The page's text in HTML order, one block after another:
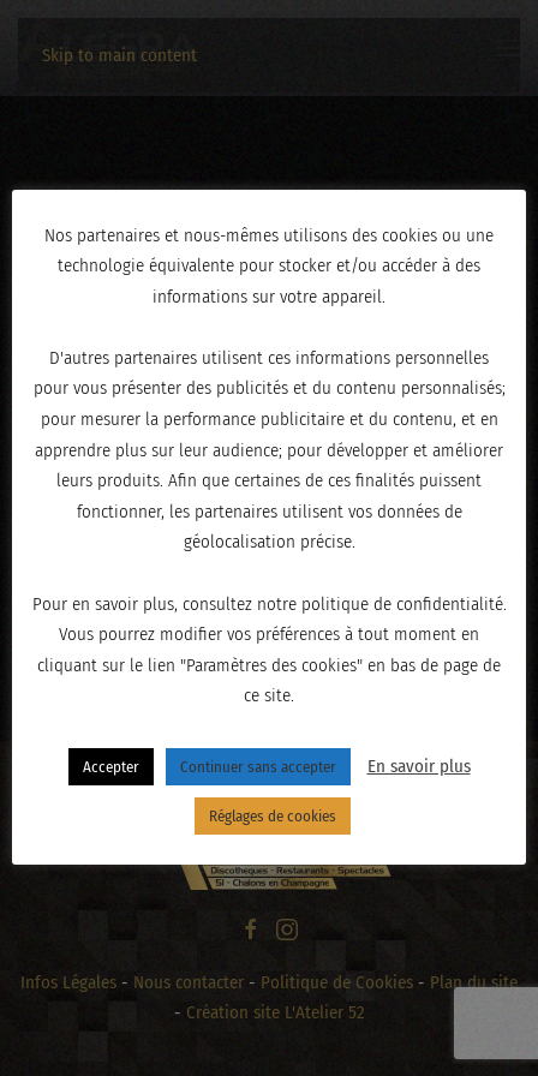
Skip to main content
3C2A1299
ÉCRIT LEAVRIL 30, 2026 .
« PRÉCÉDENT
Infos Légales - Nous contacter - Politique de Cookies - Plan du site
- Création site L'Atelier 52
Nos partenaires et nous-mêmes utilisons des cookies ou une
technologie équivalente pour stocker et/ou accéder à des
informations sur votre appareil.
D'autres partenaires utilisent ces informations personnelles
pour vous présenter des publicités et du contenu personnalisés;
pour mesurer la performance publicitaire et du contenu, et en
apprendre plus sur leur audience; pour développer et améliorer
leurs produits. Afin que certaines de ces finalités puissent
fonctionner, les partenaires utilisent vos données de
géolocalisation précise.
Pour en savoir plus, consultez notre politique de confidentialité.
Vous pourrez modifier vos préférences à tout moment en
cliquant sur le lien "Paramètres des cookies" en bas de page de
ce site.
Accepter Continuer sans accepter En savoir plus
Réglages de cookies